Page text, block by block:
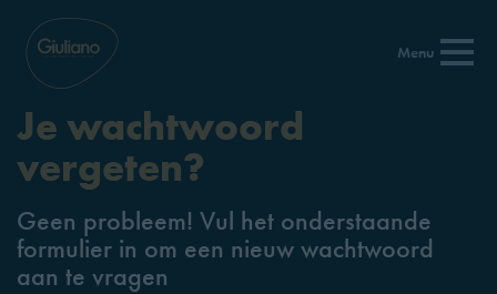
Menu
Je wachtwoord
vergeten?
Geen probleem! Vul het onderstaande
formulier in om een nieuw wachtwoord
aan te vragen